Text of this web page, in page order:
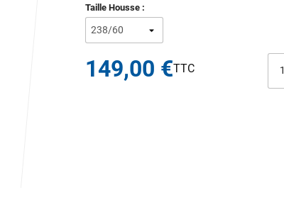
Taille Housse :
149,00 €